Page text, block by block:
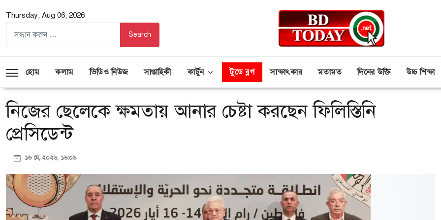
Thursday, Aug 06, 2026
হোম কলাম ভিডিও নিউজ সাপ্তাহিকী কার্টুন টুডে ব্লগ সাক্ষাৎকার মতামত দিনের উক্তি উচ্চ শিক্ষা
নিজের ছেলেকে ক্ষমতায় আনার চেষ্টা করছেন ফিলিস্তিনি
প্রেসিডেন্ট
১৬ মে, ২০২৬, ১৬:০৯